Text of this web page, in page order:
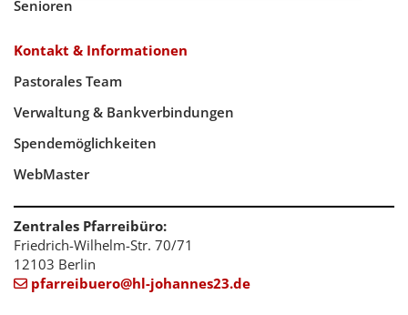
Senioren
Kontakt & Informationen
Pastorales Team
Verwaltung & Bankverbindungen
Spendemöglichkeiten
WebMaster
Zentrales Pfarreibüro:
Friedrich-Wilhelm-Str. 70/71
12103 Berlin
 pfarreibuero@hl-johannes23.de